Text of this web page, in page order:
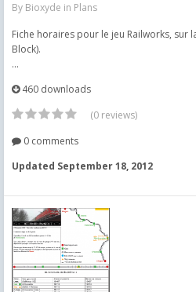
By Bioxyde in Plans
Fiche horaires pour le jeu Railworks, sur
Block).
...
460 downloads
(0 reviews)
0 comments
Updated September 18, 2012